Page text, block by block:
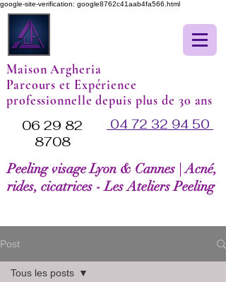
google-site-verification: google8762c41aab4fa566.html
Maison Argheria
Parcours et Expérience
professionnelle depuis plus de 30 ans
06 29 82
8708
04 72 32 94 50
Peeling visage Lyon & Cannes | Acné,
rides, cicatrices - Les Ateliers Peeling
Post
Tous les posts